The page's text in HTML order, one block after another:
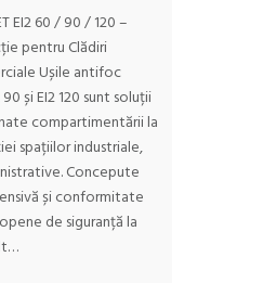
EI2 60 / 90 / 120 –
pentru Clădiri
Ușile antifoc
90 și EI2 120 sunt soluții
compartimentării la
spațiilor industriale,
Concepute
și conformitate
de siguranță la